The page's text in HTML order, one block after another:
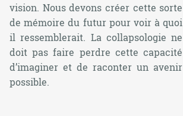
vision. Nous devons créer cette sorte
de mémoire du futur pour voir à quoi
il ressemblerait. La collapsologie ne
doit pas faire perdre cette capacité
d’imaginer et de raconter un avenir
possible.